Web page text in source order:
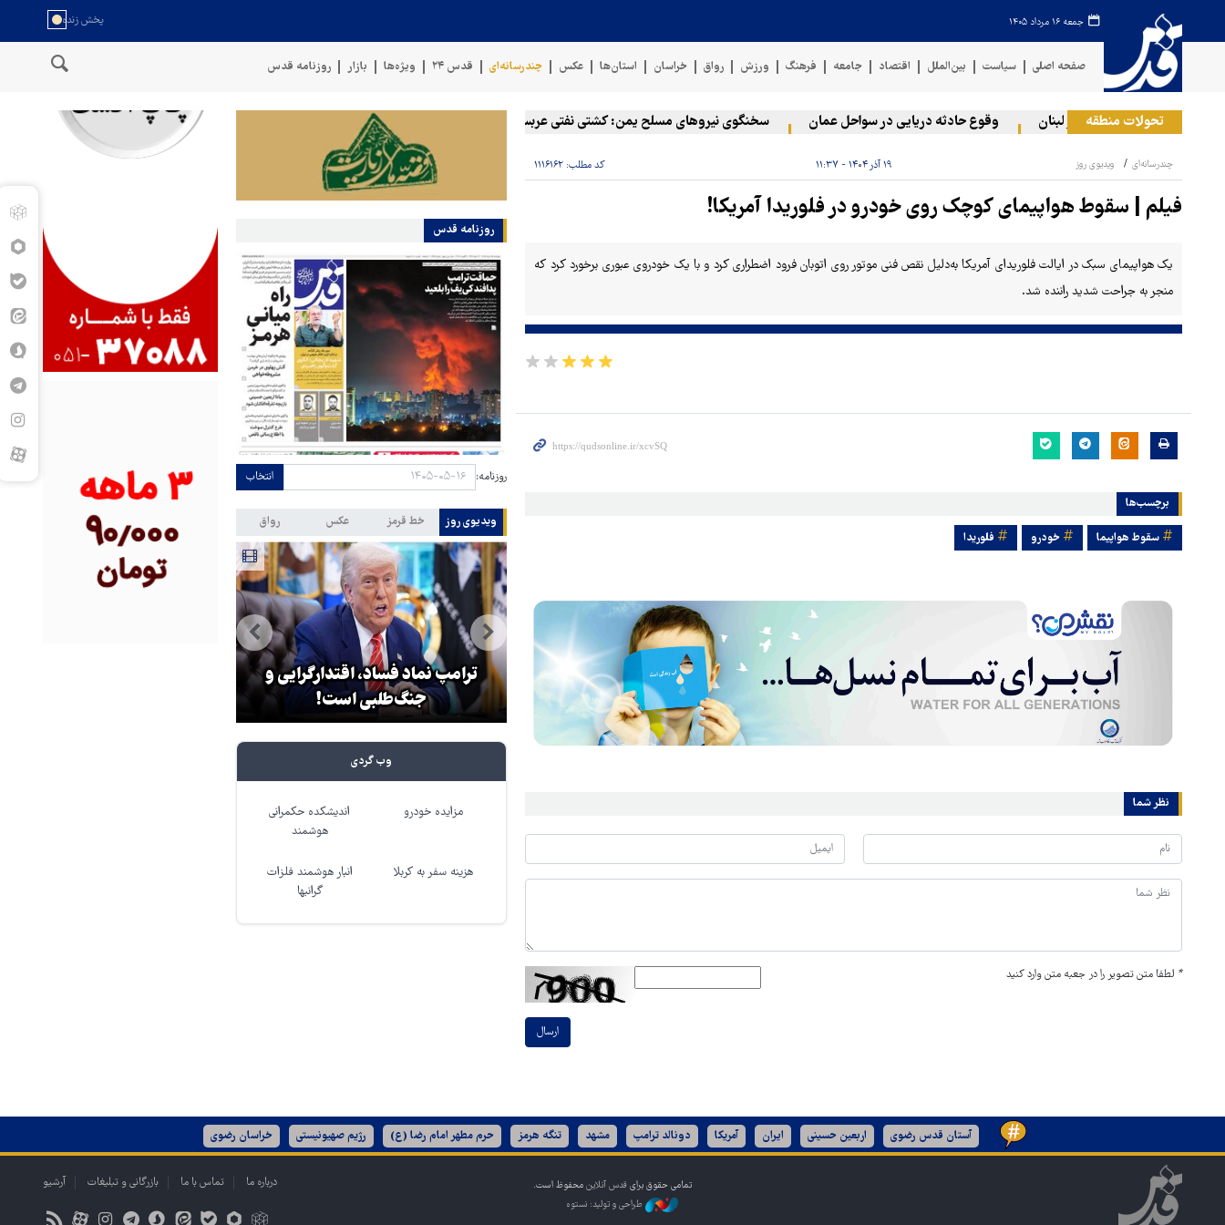
جمعه ۱۶ مرداد ۱۴۰۵
صفحه اصلی سیاست بین‌الملل اقتصاد جامعه فرهنگ ورزش رواق خراسان استان‌ها عکس چندرسانه‌ای قدس ۲۴ ویژه‌ها بازار روزنامه قدس
تحولات منطقه
به دو منطقه در لبنان وقوع حادثه دریایی در سواحل عمان سخنگوی نیروهای مسلح یمن: کشتی نفتی عربستان را با موشک بالستیک هدف قرار دادیم
چندرسانه‌ای ویدیوی روز ۱۹ آذر ۱۴۰۴ - ۱۱:۳۷ کد مطلب: ۱۱۱۶۱۶۲
فیلم | سقوط هواپیمای کوچک روی خودرو در فلوریدا آمریکا!
یک هواپیمای سبک در ایالت فلوریدای آمریکا به‌دلیل نقص فنی موتور روی اتوبان فرود اضطراری کرد و با یک خودروی عبوری برخورد کرد که
منجر به جراحت شدید راننده شد.
برچسب‌ها
سقوط هواپیما خودرو فلوریدا
نظر شما
* لطفا متن تصویر را در جعبه متن وارد کنید
ارسال
روزنامه قدس
روزنامه: انتخاب
ویدیوی روز خط قرمز عکس رواق
هماهنگی محور مقاومت، آمریکا را
در منطقه درمانده کرد
ترامپ نماد فساد، اقتدارگرایی و
جنگ‌طلبی است!
وب گردی
مزایده خودرو
اندیشکده حکمرانی
هوشمند
هزینه سفر به کربلا
انبار هوشمند فلزات
گرانبها
آستان قدس رضوی اربعین حسینی ایران آمریکا دونالد ترامپ مشهد تنگه هرمز حرم مطهر امام رضا (ع) رژیم صهیونیستی خراسان رضوی
تمامی حقوق برای قدس آنلاین محفوظ است.
طراحی و تولید: نستوه
درباره ما تماس با ما بازرگانی و تبلیغات آرشیو